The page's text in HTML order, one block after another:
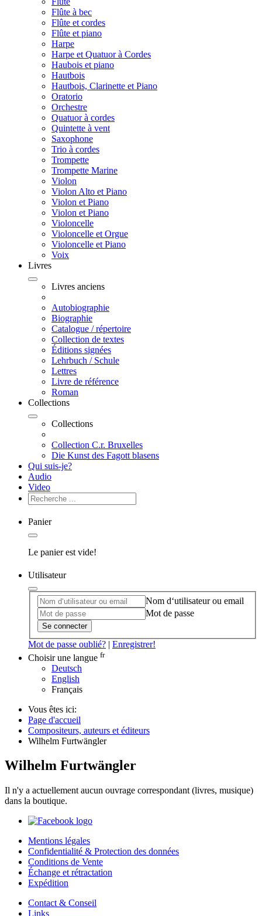
Flûte à bec
Flûte et cordes
Flûte et piano
Harpe
Harpe et Quatuor à Cordes
Haubois et piano
Hautbois
Hautbois, Clarinette et Piano
Oratorio
Orchestre
Quatuor à cordes
Quintette à vent
Saxophone
Trio à cordes
Trompette
Trompette Marine
Violon
Violon Alto et Piano
Violon et Piano
Violon et Piano
Violoncelle
Violoncelle et Orgue
Violoncelle et Piano
Voix
Livres
Livres anciens
Autobiographie
Biographie
Catalogue / répertoire
Collection de textes
Éditions signées
Lehrbuch / Schule
Lettres
Livre de référence
Roman
Collections
Collections
Collection C.r. Bruxelles
Die Kunst des Fagott blasens
Qui suis-je?
Audio
Video
Panier
Le panier est vide!
Utilisateur
Nom d‘utilisateur ou email
Mot de passe
Se connecter
Mot de passe oublié? | Enregistrer!
Choisir une langue fr
Deutsch
English
Français
Vous êtes ici:
Page d'accueil
Compositeurs, auteurs et éditeurs
Wilhelm Furtwängler
Wilhelm Furtwängler
Il n'y a actuellement aucun ouvrage correspondant (livres, musique)
dans la boutique.
Mentions légales
Confidentialité & Protection des données
Conditions de Vente
Échange et rétractation
Expédition
Contact & Conseil
Links